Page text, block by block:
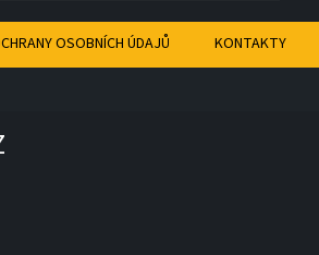
OSOBNÍCH ÚDAJŮ KONTAKTY